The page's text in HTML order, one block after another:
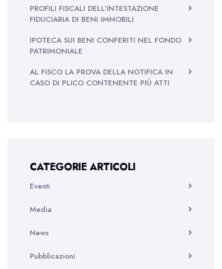
PROFILI FISCALI DELL’INTESTAZIONE
FIDUCIARIA DI BENI IMMOBILI
IPOTECA SUI BENI CONFERITI NEL FONDO
PATRIMONIALE
AL FISCO LA PROVA DELLA NOTIFICA IN
CASO DI PLICO CONTENENTE PIÙ ATTI
CATEGORIE ARTICOLI
Eventi
Media
News
Pubblicazioni